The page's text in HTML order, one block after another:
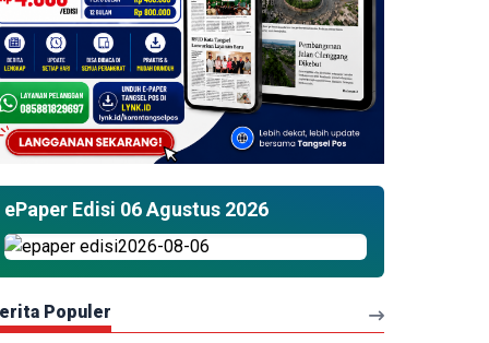
ePaper Edisi 06 Agustus 2026
Populer